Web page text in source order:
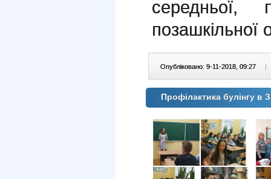
середньої,
позашкільної
Опубліковано: 9-11-2018, 09:27 |
Профілактика булінгу